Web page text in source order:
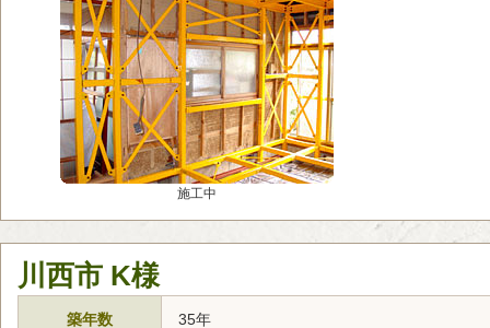
施工中
川西市 K様
築年数 35年